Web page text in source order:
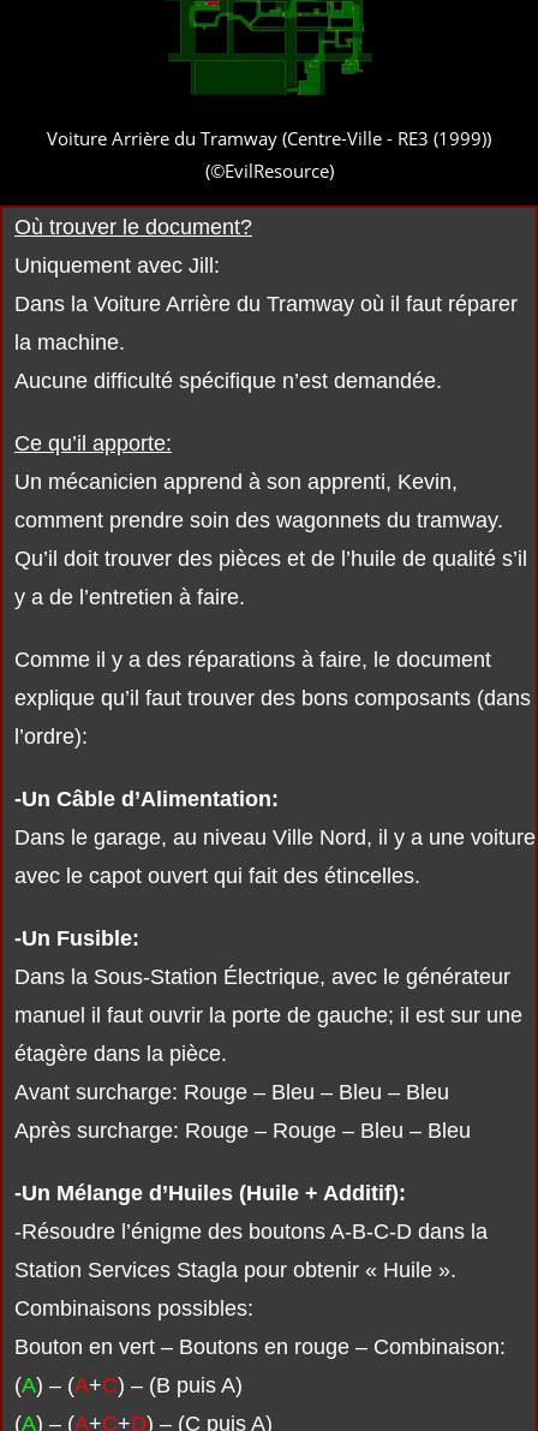
Voiture Arrière du Tramway (Centre-Ville - RE3 (1999))
(©EvilResource)
Où trouver le document?
Uniquement avec Jill:
Dans la Voiture Arrière du Tramway où il faut réparer
la machine.
Aucune difficulté spécifique n’est demandée.
Ce qu’il apporte:
Un mécanicien apprend à son apprenti, Kevin,
comment prendre soin des wagonnets du tramway.
Qu’il doit trouver des pièces et de l’huile de qualité s’il
y a de l’entretien à faire.
Comme il y a des réparations à faire, le document
explique qu’il faut trouver des bons composants (dans
l’ordre):
-Un Câble d’Alimentation:
Dans le garage, au niveau Ville Nord, il y a une voiture
avec le capot ouvert qui fait des étincelles.
-Un Fusible:
Dans la Sous-Station Électrique, avec le générateur
manuel il faut ouvrir la porte de gauche; il est sur une
étagère dans la pièce.
Avant surcharge: Rouge – Bleu – Bleu – Bleu
Après surcharge: Rouge – Rouge – Bleu – Bleu
-Un Mélange d’Huiles (Huile + Additif):
-Résoudre l’énigme des boutons A-B-C-D dans la
Station Services Stagla pour obtenir « Huile ».
Combinaisons possibles:
Bouton en vert – Boutons en rouge – Combinaison:
(A) – (A+C) – (B puis A)
(A) – (A+C+D) – (C puis A)